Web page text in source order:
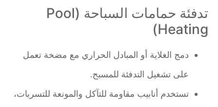
تدفئة حمامات السباحة (Pool
Heating)
دمج الغلاية أو المبادل الحراري مع مضخة تعمل
على تشغيل التدفئة للمسبح.
تستخدم أنابيب مقاومة للتآكل والمونعة للتسربات،